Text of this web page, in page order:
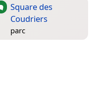
Square des
Coudriers
parc